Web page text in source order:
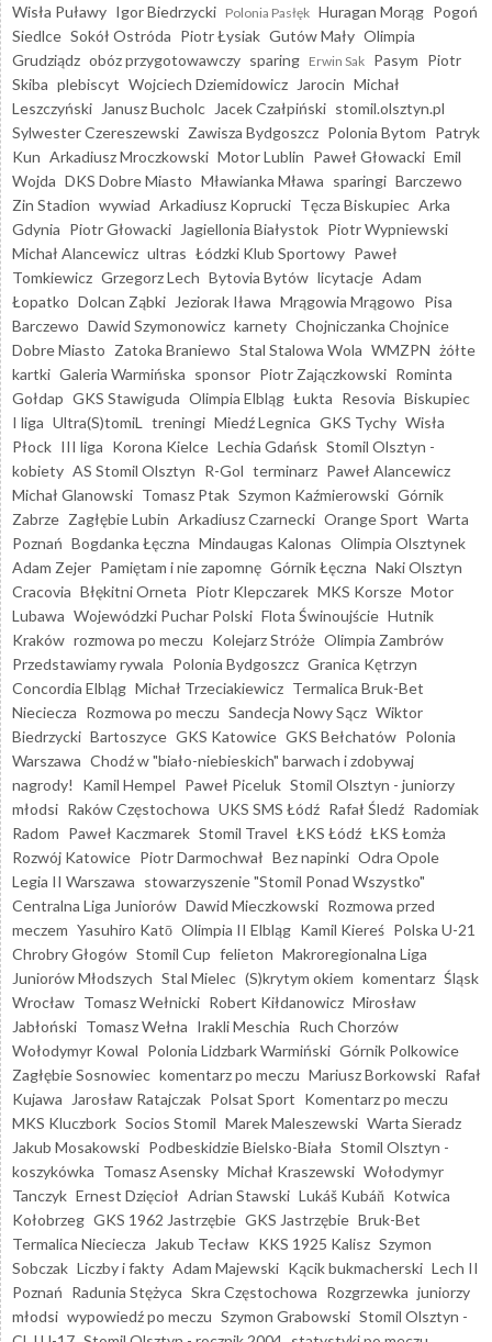
Wisła Puławy Igor Biedrzycki Polonia Pasłęk Huragan Morąg Pogoń
Siedlce Sokół Ostróda Piotr Łysiak Gutów Mały Olimpia
Grudziądz obóz przygotowawczy sparing Erwin Sak Pasym Piotr
Skiba plebiscyt Wojciech Dziemidowicz Jarocin Michał
Leszczyński
Janusz Bucholc Jacek Czałpiński stomil.olsztyn.pl
Sylwester Czereszewski Zawisza Bydgoszcz Polonia Bytom Patryk
Kun Arkadiusz Mroczkowski Motor Lublin Paweł Głowacki Emil
Wojda DKS Dobre Miasto Mławianka Mława sparingi Barczewo
Zin Stadion wywiad Arkadiusz Koprucki Tęcza Biskupiec Arka
Gdynia Piotr Głowacki Jagiellonia Białystok Piotr Wypniewski
Michał Alancewicz ultras Łódzki Klub Sportowy Paweł
Tomkiewicz Grzegorz Lech Bytovia Bytów licytacje Adam
Łopatko Dolcan Ząbki Jeziorak Iława Mrągowia Mrągowo Pisa
Barczewo Dawid Szymonowicz karnety Chojniczanka Chojnice
Dobre Miasto Zatoka Braniewo Stal Stalowa Wola WMZPN żółte
kartki Galeria Warmińska sponsor Piotr Zajączkowski Rominta
Gołdap GKS Stawiguda Olimpia Elbląg Łukta Resovia Biskupiec
I liga Ultra(S)tomiL treningi Miedź Legnica GKS Tychy Wisła
Płock III liga Korona Kielce Lechia Gdańsk Stomil Olsztyn -
kobiety AS Stomil Olsztyn R-Gol terminarz Paweł Alancewicz
Michał Glanowski Tomasz Ptak Szymon Kaźmierowski Górnik
Zabrze Zagłębie Lubin Arkadiusz Czarnecki Orange Sport Warta
Poznań Bogdanka Łęczna Mindaugas Kalonas Olimpia Olsztynek
Adam Zejer Pamiętam i nie zapomnę Górnik Łęczna Naki Olsztyn
Cracovia Błękitni Orneta Piotr Klepczarek MKS Korsze Motor
Lubawa Wojewódzki Puchar Polski Flota Świnoujście Hutnik
Kraków rozmowa po meczu Kolejarz Stróże Olimpia Zambrów
Przedstawiamy rywala Polonia Bydgoszcz Granica Kętrzyn
Concordia Elbląg Michał Trzeciakiewicz Termalica Bruk-Bet
Nieciecza Rozmowa po meczu Sandecja Nowy Sącz Wiktor
Biedrzycki Bartoszyce GKS Katowice GKS Bełchatów Polonia
Warszawa Chodź w "biało-niebieskich" barwach i zdobywaj
nagrody!
Kamil Hempel Paweł Piceluk Stomil Olsztyn - juniorzy
młodsi Raków Częstochowa UKS SMS Łódź Rafał Śledź Radomiak
Radom Paweł Kaczmarek Stomil Travel ŁKS Łódź ŁKS Łomża
Rozwój Katowice Piotr Darmochwał Bez napinki Odra Opole
Legia II Warszawa stowarzyszenie "Stomil Ponad Wszystko"
Centralna Liga Juniorów Dawid Mieczkowski Rozmowa przed
meczem Yasuhiro Katō Olimpia II Elbląg Kamil Kiereś Polska U-21
Chrobry Głogów Stomil Cup felieton Makroregionalna Liga
Juniorów Młodszych Stal Mielec (S)krytym okiem komentarz Śląsk
Wrocław Tomasz Wełnicki Robert Kiłdanowicz Mirosław
Jabłoński Tomasz Wełna Irakli Meschia Ruch Chorzów
Wołodymyr Kowal Polonia Lidzbark Warmiński Górnik Polkowice
Zagłębie Sosnowiec komentarz po meczu Mariusz Borkowski Rafał
Kujawa
Jarosław Ratajczak Polsat Sport Komentarz po meczu
MKS Kluczbork Socios Stomil Marek Maleszewski Warta Sieradz
Jakub Mosakowski Podbeskidzie Bielsko-Biała Stomil Olsztyn -
koszykówka Tomasz Asensky Michał Kraszewski Wołodymyr
Tanczyk Ernest Dzięcioł Adrian Stawski Lukáš Kubáň Kotwica
Kołobrzeg GKS 1962 Jastrzębie GKS Jastrzębie Bruk-Bet
Termalica Nieciecza
Jakub Tecław KKS 1925 Kalisz Szymon
Sobczak Liczby i fakty Adam Majewski Kącik bukmacherski Lech II
Poznań Radunia Stężyca Skra Częstochowa Rozgrzewka juniorzy
młodsi wypowiedź po meczu Szymon Grabowski Stomil Olsztyn -